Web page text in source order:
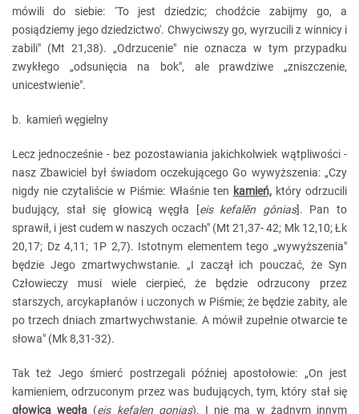
mówili do siebie: ‘To jest dziedzic; chodźcie zabijmy go, a
posiądziemy jego dziedzictwo'. Chwyciwszy go, wyrzucili z winnicy i
zabili" (Mt 21,38). „Odrzucenie" nie oznacza w tym przypadku
zwykłego „odsunięcia na bok", ale prawdziwe „zniszczenie,
unicestwienie".
b. kamień węgielny
Lecz jednocześnie - bez pozostawiania jakichkolwiek wątpliwości -
nasz Zbawiciel był świadom oczekującego Go wywyższenia: „Czy
nigdy nie czytaliście w Piśmie: Właśnie ten kamień,który odrzucili
budujący, stał się głowicą węgła [eis kefalēn gônias]. Pan to
sprawił, i jest cudem w naszych oczach" (Mt 21,37- 42; Mk 12,10; Łk
20,17; Dz 4,11; 1P 2,7). Istotnym elementem tego „wywyższenia"
będzie Jego zmartwychwstanie. „I zaczął ich pouczać, że Syn
Człowieczy musi wiele cierpieć, że będzie odrzucony przez
starszych, arcykapłanów i uczonych w Piśmie; że będzie zabity, ale
po trzech dniach zmartwychwstanie. A mówił zupełnie otwarcie te
słowa" (Mk 8,31-32).
Tak też Jego śmierć postrzegali później apostołowie: „On jest
kamieniem, odrzuconym przez was budujących, tym, który stał się
głowicą węgła (eis kefalen gonias). I nie ma w żadnym innym